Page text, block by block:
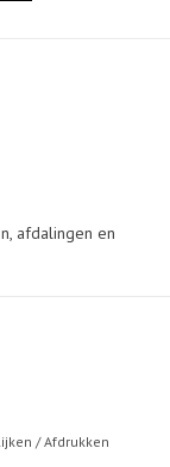
afdalingen en
De X
die je nodig hebt,
aan te passen.
/Afdrukken